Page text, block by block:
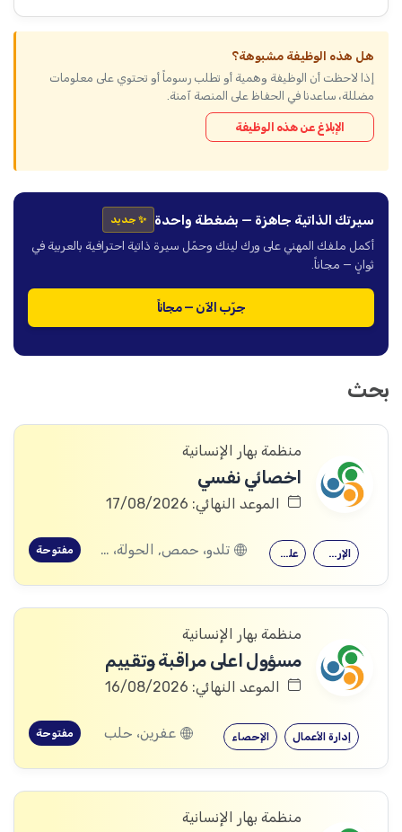
هل هذه الوظيفة مشبوهة؟
إذا لاحظت أن الوظيفة وهمية أو تطلب رسوماً أو تحتوي على معلومات
مضللة، ساعدنا في الحفاظ على المنصة آمنة.
الإبلاغ عن هذه الوظيفة
سيرتك الذاتية جاهزة — بضغطة واحدة ✨ جديد
أكمل ملفك المهني على ورك لينك وحمّل سيرة ذاتية احترافية بالعربية في
ثوانٍ — مجاناً.
جرّب الآن — مجاناً
بحث
منظمة بهار الإنسانية
اخصائي نفسي
الموعد النهائي: 17/08/2026
علم النفس الإرشاد النفسي تلدو، حمص, الحولة، حمص مفتوحة
منظمة بهار الإنسانية
مسؤول اعلى مراقبة وتقييم
الموعد النهائي: 16/08/2026
الإحصاء إدارة الأعمال عفرين، حلب مفتوحة
منظمة بهار الإنسانية